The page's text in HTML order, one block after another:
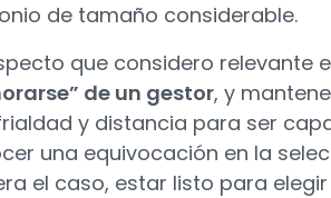
de tamaño considerable.
que considero relevante
de un gestor, y
y distancia para ser
una equivocación en la
el caso, estar listo para